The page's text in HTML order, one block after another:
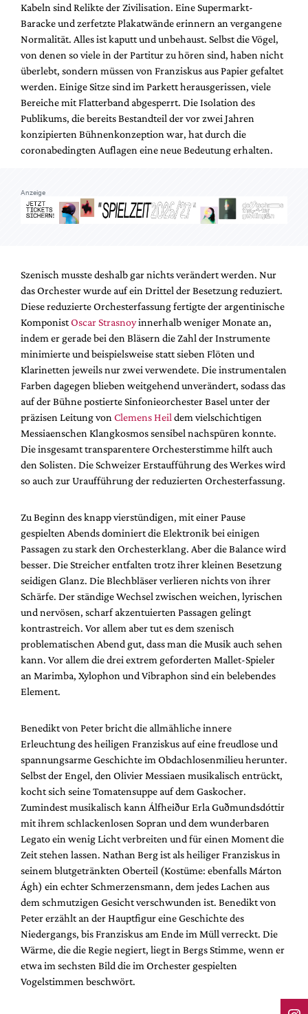
Kabeln sind Relikte der Zivilisation. Eine Supermarkt-
Baracke und zerfetzte Plakatwände erinnern an vergangene
Normalität. Alles ist kaputt und unbehaust. Selbst die Vögel,
von denen so viele in der Partitur zu hören sind, haben nicht
überlebt, sondern müssen von Franziskus aus Papier gefaltet
werden. Einige Sitze sind im Parkett herausgerissen, viele
Bereiche mit Flatterband abgesperrt. Die Isolation des
Publikums, die bereits Bestandteil der vor zwei Jahren
konzipierten Bühnenkonzeption war, hat durch die
coronabedingten Auflagen eine neue Bedeutung erhalten.
Anzeige
Szenisch musste deshalb gar nichts verändert werden. Nur
das Orchester wurde auf ein Drittel der Besetzung reduziert.
Diese reduzierte Orchesterfassung fertigte der argentinische
KomponistOscar Strasnoyinnerhalb weniger Monate an,
indem er gerade bei den Bläsern die Zahl der Instrumente
minimierte und beispielsweise statt sieben Flöten und
Klarinetten jeweils nur zwei verwendete. Die instrumentalen
Farben dagegen blieben weitgehend unverändert, sodass das
auf der Bühne postierte Sinfonieorchester Basel unter der
präzisen Leitung von Clemens Heil dem vielschichtigen
Messiaenschen Klangkosmos sensibel nachspüren konnte.
Die insgesamt transparentere Orchesterstimme hilft auch
den Solisten. Die Schweizer Erstaufführung des Werkes wird
so auch zur Uraufführung der reduzierten Orchesterfassung.
Zu Beginn des knapp vierstündigen, mit einer Pause
gespielten Abends dominiert die Elektronik bei einigen
Passagen zu stark den Orchesterklang. Aber die Balance wird
besser. Die Streicher entfalten trotz ihrer kleinen Besetzung
seidigen Glanz. Die Blechbläser verlieren nichts von ihrer
Schärfe. Der ständige Wechsel zwischen weichen, lyrischen
und nervösen, scharf akzentuierten Passagen gelingt
kontrastreich. Vor allem aber tut es dem szenisch
problematischen Abend gut, dass man die Musik auch sehen
kann. Vor allem die drei extrem geforderten Mallet-Spieler
an Marimba, Xylophon und Vibraphon sind ein belebendes
Element.
Benedikt von Peter bricht die allmähliche innere
Erleuchtung des heiligen Franziskus auf eine freudlose und
spannungsarme Geschichte im Obdachlosenmilieu herunter.
Selbst der Engel, den Olivier Messiaen musikalisch entrückt,
kocht sich seine Tomatensuppe auf dem Gaskocher.
Zumindest musikalisch kann Álfheiður Erla Guðmundsdóttir
mit ihrem schlackenlosen Sopran und dem wunderbaren
Legato ein wenig Licht verbreiten und für einen Moment die
Zeit stehen lassen. Nathan Berg ist als heiliger Franziskus in
seinem blutgetränkten Oberteil (Kostüme: ebenfalls Márton
Ágh) ein echter Schmerzensmann, dem jedes Lachen aus
dem schmutzigen Gesicht verschwunden ist. Benedikt von
Peter erzählt an der Hauptfigur eine Geschichte des
Niedergangs, bis Franziskus am Ende im Müll verreckt. Die
Wärme, die die Regie negiert, liegt in Bergs Stimme, wenn er
etwa im sechsten Bild die im Orchester gespielten
Vogelstimmen beschwört.